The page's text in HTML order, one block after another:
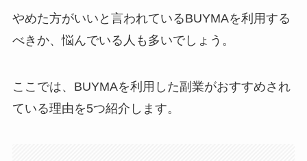
やめた方がいいと言われているBUYMAを利用する
べきか、悩んでいる人も多いでしょう。
ここでは、BUYMAを利用した副業がおすすめされ
ている理由を5つ紹介します。